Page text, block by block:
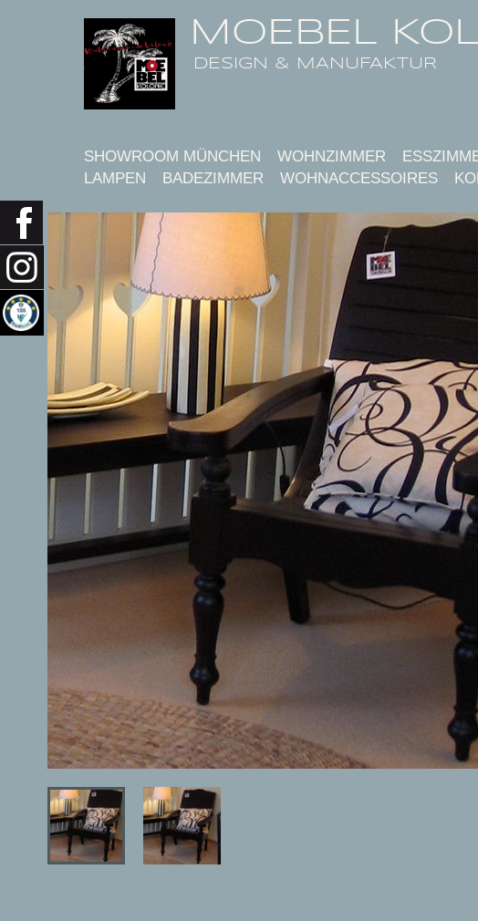
MOEBEL
DESIGN & MANUFAKTUR
SHOWROOM MÜNCHEN WOHNZIMMER
LAMPEN
BADEZIMMER WOHNACCESSOIRES